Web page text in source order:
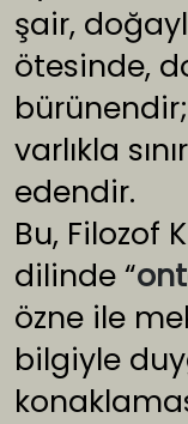
şair,
ötesinde,
bürünendir;
varlıkla
edendir.
Bu, Filozof
dilinde “
özne ile
bilgiyle